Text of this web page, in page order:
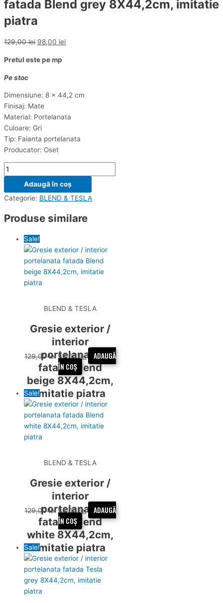
fatada Blend grey 8X44,2cm, imitatie
piatra
129,00lei 98,00 lei
Pretul este pe mp
Pe stoc
Dimensiune: 8 x 44,2 cm
Finisaj: Mate
Material: Portelanata
Culoare: Gri
Tip: Faianta portelanata
Producator: Oset
Adaugă în coș
Categorie: BLEND & TESLA
Produse similare
Sale!
BLEND & TESLA
Gresie exterior /
interior
portelanata
fatada Blend
beige 8X44,2cm,
imitatie piatra
129,00lei 98,00lei
ADAUGĂ
ÎN COȘ
Sale!
BLEND & TESLA
Gresie exterior /
interior
portelanata
fatada Blend
white 8X44,2cm,
imitatie piatra
129,00lei 98,00lei
ADAUGĂ
ÎN COȘ
Sale!